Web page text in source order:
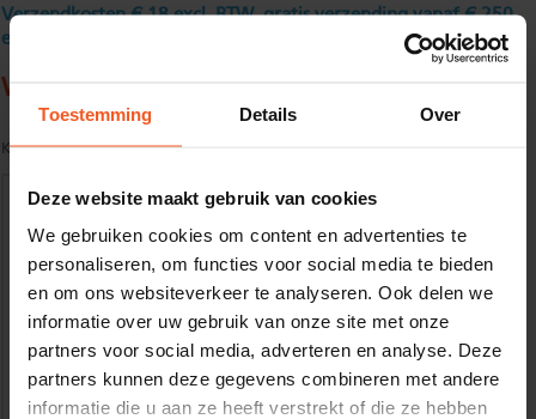
Toestemming Details Over
Deze website maakt gebruik van cookies
We gebruiken cookies om content en advertenties te
personaliseren, om functies voor social media te bieden
en om ons websiteverkeer te analyseren. Ook delen we
informatie over uw gebruik van onze site met onze
partners voor social media, adverteren en analyse. Deze
partners kunnen deze gegevens combineren met andere
informatie die u aan ze heeft verstrekt of die ze hebben
Verzendkosten € 18 excl. BTW, gratis verzending vanaf € 250
excl. BTW
Warmgewalst platstaal 30 x 5 mm
Kwaliteit: S235JR volgens EN10025
Gewenste
lengtemaat in
(max. 2000 mm)
+/- 2 mm lengtetolerantie